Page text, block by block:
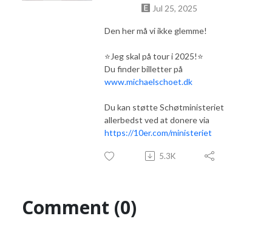
Jul 25, 2025
Den her må vi ikke glemme!
⭐️Jeg skal på tour i 2025!⭐️
Du finder billetter på
www.michaelschoet.dk
Du kan støtte Schøtministeriet
allerbedst ved at donere via
https://10er.com/ministeriet
5.3K
Comment (0)